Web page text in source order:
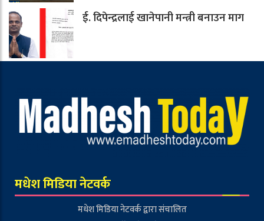
ई. दिपेन्द्रलाई खानेपानी मन्त्री बनाउन माग
मधेश मिडिया नेटवर्क
मधेश मिडिया नेटवर्क द्वारा संचालित